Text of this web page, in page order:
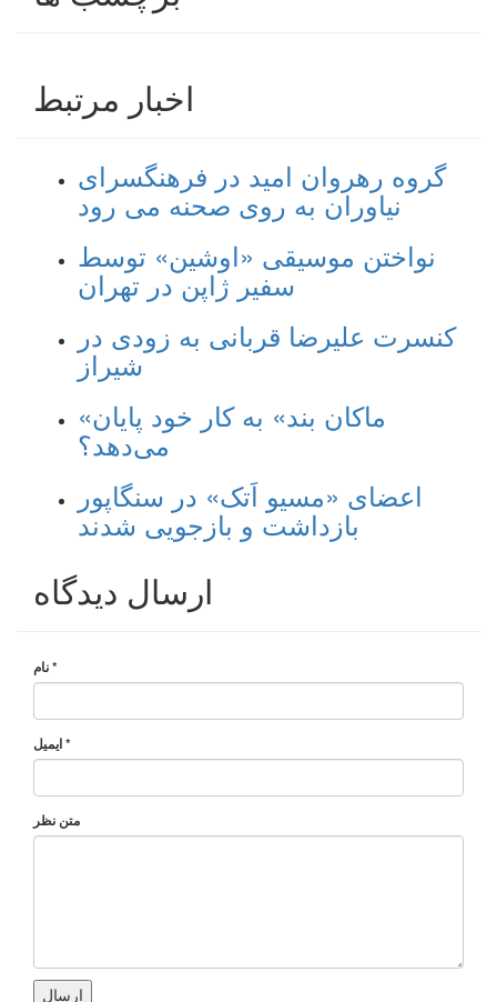
اخبار مرتبط
گروه رهروان امید در فرهنگسرای
نیاوران به روی صحنه می رود
نواختن موسیقی «اوشین» توسط
سفیر ژاپن در تهران
کنسرت علیرضا قربانی به زودی در
شیراز
«ماکان بند» به کار خود پایان
می‌دهد؟
اعضای «مسیو اَتک» در سنگاپور
بازداشت و بازجویی شدند
ارسال دیدگاه
*
*
متن نظر